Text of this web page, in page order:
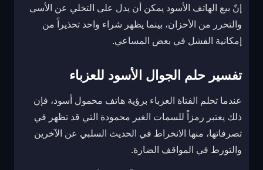
إنّ بيع الهاتف الأسود يمكن أن يدل على التخلي عن الأسى
والتحرر من الأحزان، بينما يظهر شراء واحد تحذيراً من
إمكانية الفشل في بعض المساعي.
تفسير حلم الجوال الأسود للعزباء
عندما تحلم الفتاة العزباء برؤية هاتف محمول أسود، فإن
ذلك يعتبر رمزاً للسمات الغير محمودة التي قد تظهر في
تصرفاتها، منها الانخراط في الحديث السلبي عن الآخرين
والتورط في المواقف الضارة.